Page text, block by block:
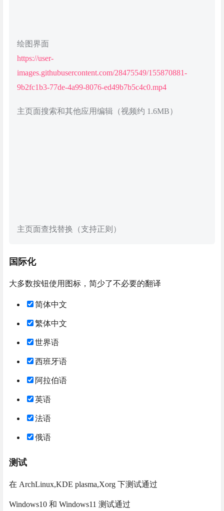
绘图界面
https://user-
images.githubusercontent.com/28475549/155870881-
9b2fc1b3-77de-4a99-8076-ed49b7b5c4c0.mp4
主页面搜索和其他应用编辑（视频约 1.6MB）
主页面查找替换（支持正则）
国际化
大多数按钮使用图标，简少了不必要的翻译
简体中文
繁体中文
世界语
西班牙语
阿拉伯语
英语
法语
俄语
测试
在 ArchLinux,KDE plasma,Xorg 下测试通过
Windows10 和 Windows11 测试通过